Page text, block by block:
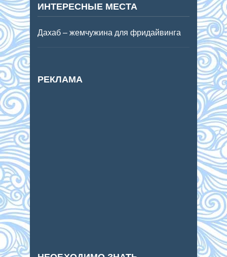
ИНТЕРЕСНЫЕ МЕСТА
Дахаб – жемчужина для фридайвинга
РЕКЛАМА